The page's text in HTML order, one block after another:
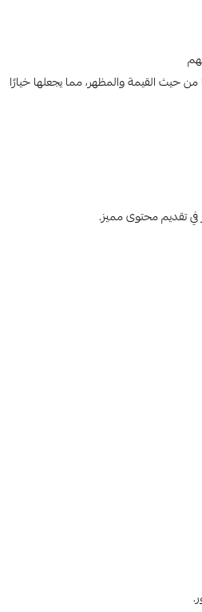
حيث القيمة والمظهر، مما يجعلها خيارًا
في تقديم محتوى مميز.